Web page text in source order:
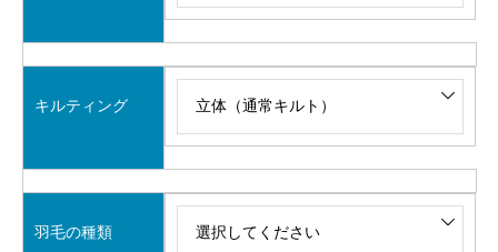
キルティング
羽毛の種類